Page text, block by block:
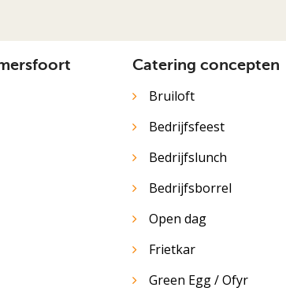
Catering concepten
Bruiloft
Bedrijfsfeest
Bedrijfslunch
Bedrijfsborrel
Open dag
Frietkar
Green Egg / Ofyr